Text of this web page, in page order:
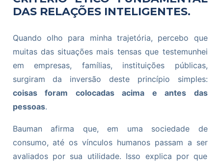
DAS RELAÇÕES INTELIGENTES.
Quando olho para minha trajetória, percebo que
muitas das situações mais tensas que testemunhei
em empresas, famílias, instituições públicas,
surgiram da inversão deste princípio simples:
coisas foram colocadas acima e antes das
pessoas.
Bauman afirma que, em uma sociedade de
consumo, até os vínculos humanos passam a ser
avaliados por sua utilidade. Isso explica por que